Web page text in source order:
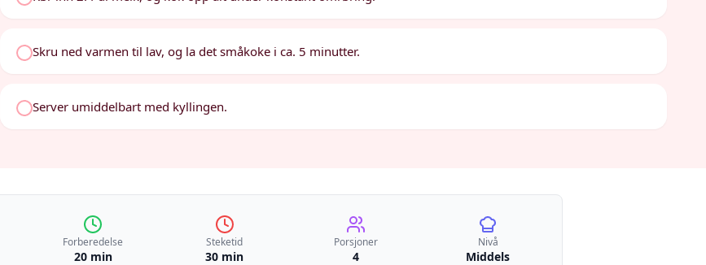
Skru ned varmen til lav, og la det småkoke i ca. 5 minutter.
Server umiddelbart med kyllingen.
Forberedelse
20 min
Steketid
30 min
Porsjoner
4
Nivå
Middels